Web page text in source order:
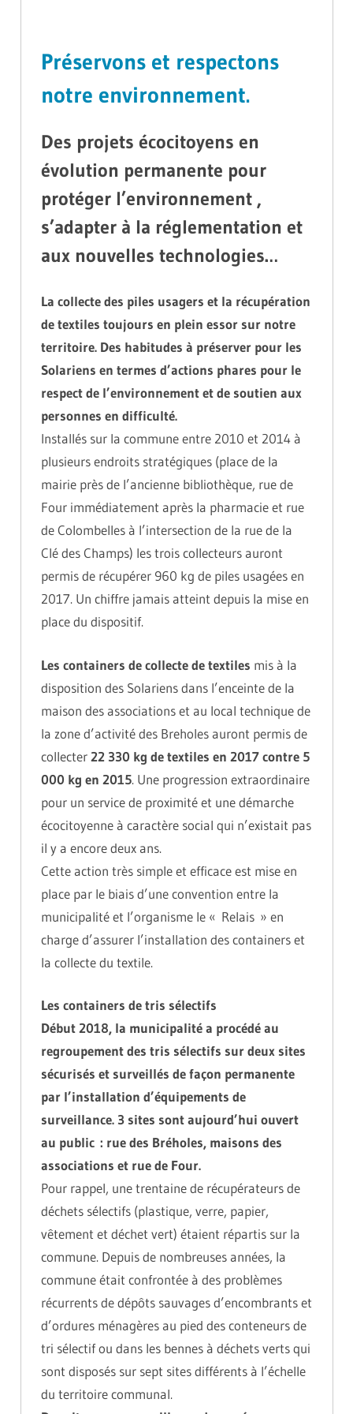
Préservons et respectons
notre environnement.
Des projets écocitoyens en
évolution permanente pour
protéger l’environnement ,
s’adapter à la réglementation et
aux nouvelles technologies…
La collecte des piles usagers et la récupération
de textiles toujours en plein essor sur notre
territoire. Des habitudes à préserver pour les
Solariens en termes d’actions phares pour le
respect de l’environnement et de soutien aux
personnes en difficulté.
Installés sur la commune entre 2010 et 2014 à
plusieurs endroits stratégiques (place de la
mairie près de l’ancienne bibliothèque, rue de
Four immédiatement après la pharmacie et rue
de Colombelles à l’intersection de la rue de la
Clé des Champs) les trois collecteurs auront
permis de récupérer 960 kg de piles usagées en
2017. Un chiffre jamais atteint depuis la mise en
place du dispositif.
Les containers de collecte de textiles mis à la
disposition des Solariens dans l’enceinte de la
maison des associations et au local technique de
la zone d’activité des Breholes auront permis de
collecter22 330 kg de textiles en 2017 contre 5
000 kg en 2015. Une progression extraordinaire
pour un service de proximité et une démarche
écocitoyenne à caractère social qui n’existait pas
il y a encore deux ans.
Cette action très simple et efficace est mise en
place par le biais d’une convention entre la
municipalité et l’organisme le « Relais » en
charge d’assurer l’installation des containers et
la collecte du textile.
Les containers de tris sélectifs
Début 2018, la municipalité a procédé au
regroupement des tris sélectifs sur deux sites
sécurisés et surveillés de façon permanente
par l’installation d’équipements de
surveillance. 3 sites sont aujourd’hui ouvert
au public : rue des Bréholes, maisons des
associations et rue de Four.
Pour rappel, une trentaine de récupérateurs de
déchets sélectifs (plastique, verre, papier,
vêtement et déchet vert) étaient répartis sur la
commune. Depuis de nombreuses années, la
commune était confrontée à des problèmes
récurrents de dépôts sauvages d’encombrants et
d’ordures ménagères au pied des conteneurs de
tri sélectif ou dans les bennes à déchets verts qui
sont disposés sur sept sites différents à l’échelle
du territoire communal.